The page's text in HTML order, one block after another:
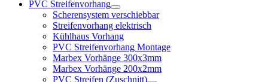
PVC Streifenvorhang
Scherensystem verschiebbar
Streifenvorhang elektrisch
Kühlhaus Vorhang
PVC Streifenvorhang Montage
Marbex Vorhänge 300x3mm
Marbex Vorhänge 200x2mm
PVC Streifen (Zuschnitt)